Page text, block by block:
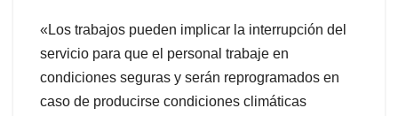
«Los trabajos pueden implicar la interrupción del
servicio para que el personal trabaje en
condiciones seguras y serán reprogramados en
caso de producirse condiciones climáticas